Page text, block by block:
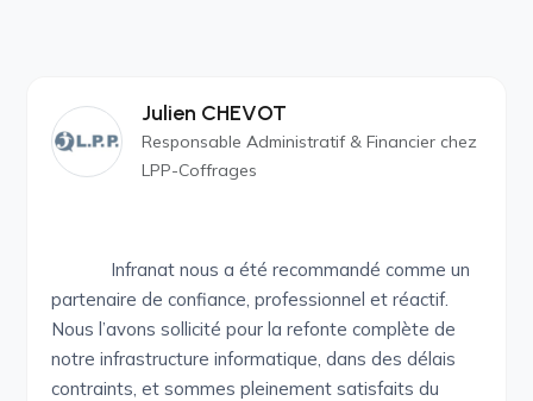
Julien CHEVOT
Responsable Administratif & Financier chez
LPP-Coffrages
Infranat nous a été recommandé comme un
partenaire de confiance, professionnel et réactif.
Nous l’avons sollicité pour la refonte complète de
notre infrastructure informatique, dans des délais
contraints, et sommes pleinement satisfaits du